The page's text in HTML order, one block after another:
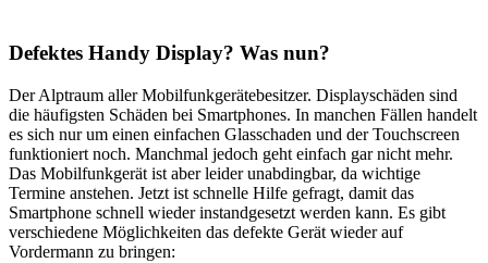
Defektes Handy Display? Was nun?
Der Alptraum aller Mobilfunkgerätebesitzer. Displayschäden sind
die häufigsten Schäden bei Smartphones. In manchen Fällen handelt
es sich nur um einen einfachen Glasschaden und der Touchscreen
funktioniert noch. Manchmal jedoch geht einfach gar nicht mehr.
Das Mobilfunkgerät ist aber leider unabdingbar, da wichtige
Termine anstehen. Jetzt ist schnelle Hilfe gefragt, damit das
Smartphone schnell wieder instandgesetzt werden kann. Es gibt
verschiedene Möglichkeiten das defekte Gerät wieder auf
Vordermann zu bringen: